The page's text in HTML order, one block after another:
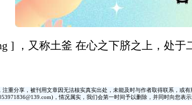
] ，又称土釜 在心之下脐之上，处
注重分享，被刊用文章因无法核实真实出处，未能及时与作者取得联系，或
，情况属实，我们会第一时间予以删除，并同时向您表